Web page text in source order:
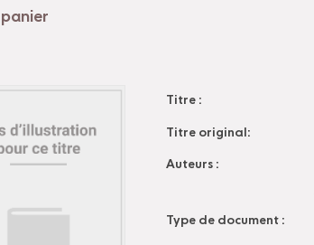
Titre :
Titre original:
Auteurs :
Type de document :